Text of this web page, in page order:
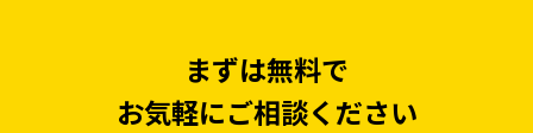
まずは無料で
お気軽にご相談ください